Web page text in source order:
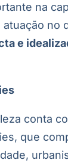
na
no
e
conta
que